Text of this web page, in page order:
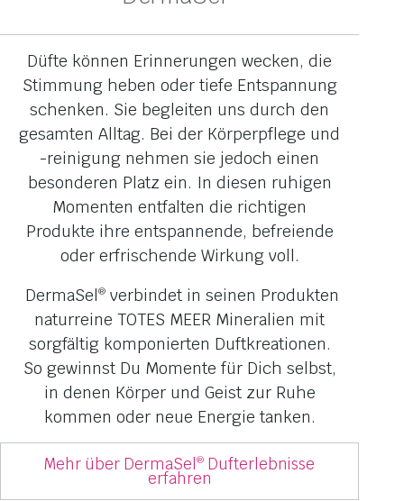
Düfte können Erinnerungen wecken, die
Stimmung heben oder tiefe Entspannung
schenken. Sie begleiten uns durch den
gesamten Alltag. Bei der Körperpflege und
-reinigung nehmen sie jedoch einen
besonderen Platz ein. In diesen ruhigen
Momenten entfalten die richtigen
Produkte ihre entspannende, befreiende
oder erfrischende Wirkung voll.
DermaSel®verbindet in seinen Produkten
naturreine TOTES MEER Mineralien mit
sorgfältig komponierten Duftkreationen.
So gewinnst Du Momente für Dich selbst,
in denen Körper und Geist zur Ruhe
kommen oder neue Energie tanken.
Mehr über DermaSel® Dufterlebnisse
erfahren